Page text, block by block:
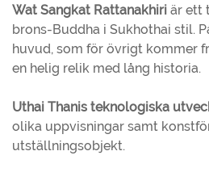
Wat Sangkat Rattanakhiri är ett
brons-Buddha i Sukhothai stil.
huvud, som för övrigt kommer
en helig relik med lång historia.
Uthai Thanis teknologiska
olika uppvisningar samt
utställningsobjekt.